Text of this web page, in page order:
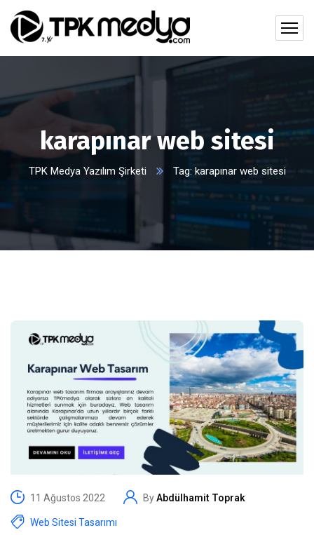
karapınar web sitesi
TPK Medya Yazılım Şirketi Tag: karapınar web sitesi
11 Ağustos 2022 ByAbdülhamit Toprak
Web Sitesi Tasarımı